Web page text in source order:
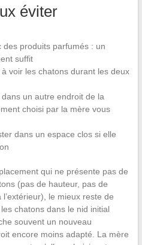
éviter
des produits parfumés : un
suffit
voir les chatons durant les deux
un autre endroit de la
choisi par la mère vous
dans un espace clos si elle
qui ne présente pas de
(pas de hauteur, pas de
le mieux reste de
chatons dans le nid initial
souvent un nouveau
encore moins adapté. La mère